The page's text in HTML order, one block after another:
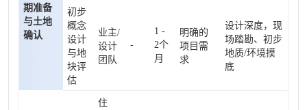
期准备
与土地
确认
初步
概念
设计
与地
块评
估
业主/
设计
团队
-
1 -
2个
月
明确的
项目需
求
设计深度，现
场踏勘、初步
地质/环境摸
底
住